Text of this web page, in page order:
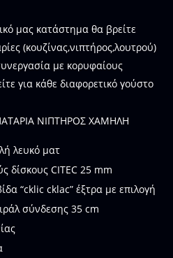
μας κατάστημα θα βρείτε
(κουζίνας,νιπτήρος,λουτρού)
με κορυφαίους
για κάθε διαφορετικό γούστο
ΝΙΠΤΗΡΟΣ ΧΑΜΗΛΗ
λευκό ματ
δίσκους CITEC 25 mm
“cklic cklac” έξτρα με επιλογή
σύνδεσης 35 cm